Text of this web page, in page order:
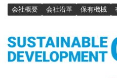
会社概要 会社沿革 保有機械